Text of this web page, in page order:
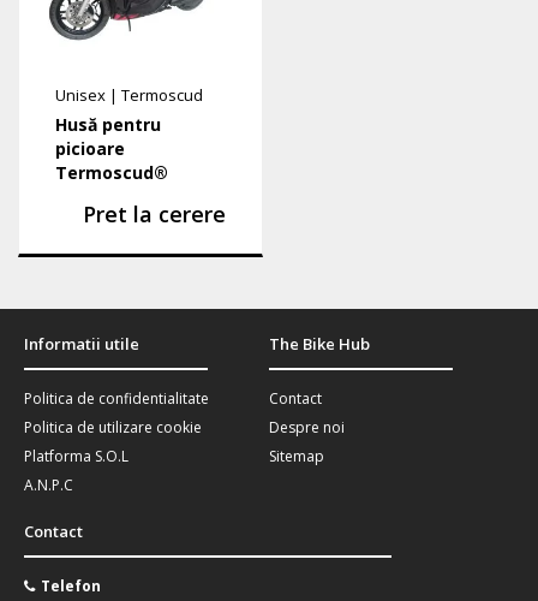
Unisex | Termoscud
Husă pentru
picioare
Termoscud®
Pret la cerere
Informatii utile
Politica de confidentialitate
Politica de utilizare cookie
Platforma S.O.L
A.N.P.C
The Bike Hub
Contact
Despre noi
Sitemap
Contact
Telefon